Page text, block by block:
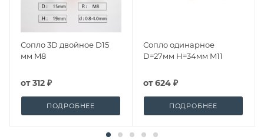
Сопло 3D двойное D15
мм M8
от312 ₽
ПОДРОБНЕЕ
Сопло одинарное
D=27мм H=34мм M11
от624 ₽
ПОДРОБНЕЕ